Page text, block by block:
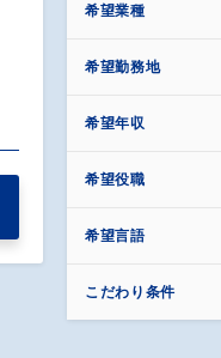
希望業種
希望勤務地
希望年収
希望役職
希望言語
こだわり条件